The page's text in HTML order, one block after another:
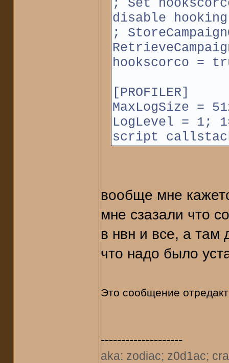
; Set
disable
;
hookscorco =
[PROFILER]
MaxLogSize =
LogLevel =
script
вообще мне
мне сзазали что
в нвн и все, а там
что надо было
Это сообщение
--------------------
aka: zodiac; z0d1ac;